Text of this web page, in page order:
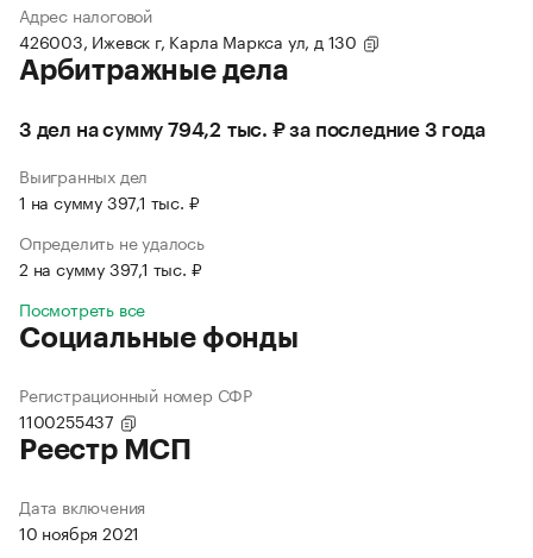
Адрес налоговой
426003, Ижевск г, Карла Маркса ул, д 130
Арбитражные дела
3 дел на сумму 794,2 тыс. ₽ за последние 3 года
Выигранных дел
1 на сумму 397,1 тыс. ₽
Определить не удалось
2 на сумму 397,1 тыс. ₽
Посмотреть все
Социальные фонды
Регистрационный номер СФР
1100255437
Реестр МСП
Дата включения
10 ноября 2021